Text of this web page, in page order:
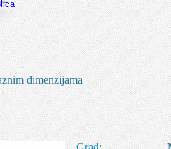
dimenzijama